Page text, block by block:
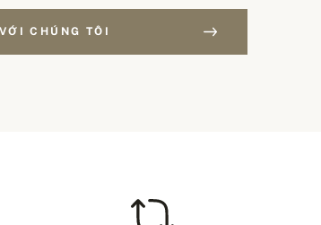
CHÚNG TÔI
TOÁN BẰNG THẺ